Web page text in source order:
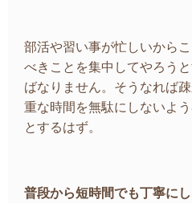
部活や習い事が忙しいから
べきことを集中してやろう
ばなりません。そうなれば
重な時間を無駄にしないよ
とするはず。
普段から短時間でも丁寧に